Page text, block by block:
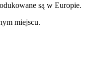
są w Europie.
miejscu.